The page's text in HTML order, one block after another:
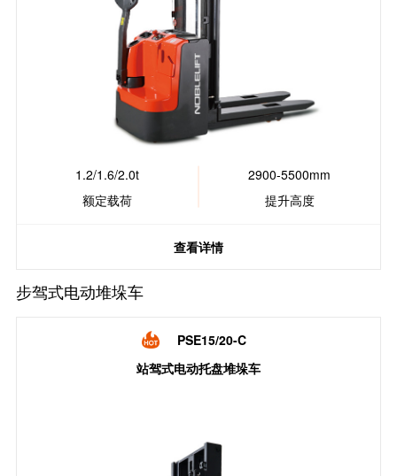
1.2/1.6/2.0t
额定载荷
2900-5500mm
提升高度
查看详情
步驾式电动堆垛车
PSE15/20-C
站驾式电动托盘堆垛车